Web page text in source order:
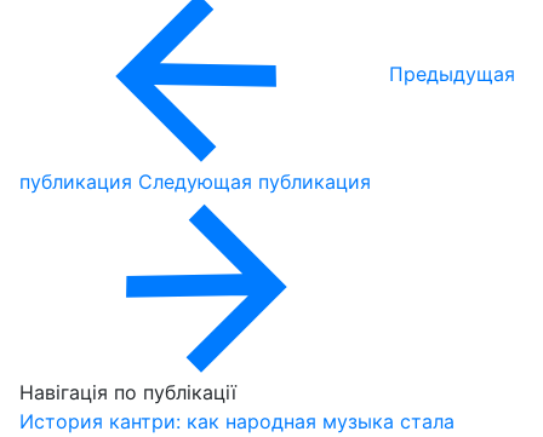
Предыдущая
публикация Следующая публикация
Навігація по публікації
История кантри: как народная музыка стала